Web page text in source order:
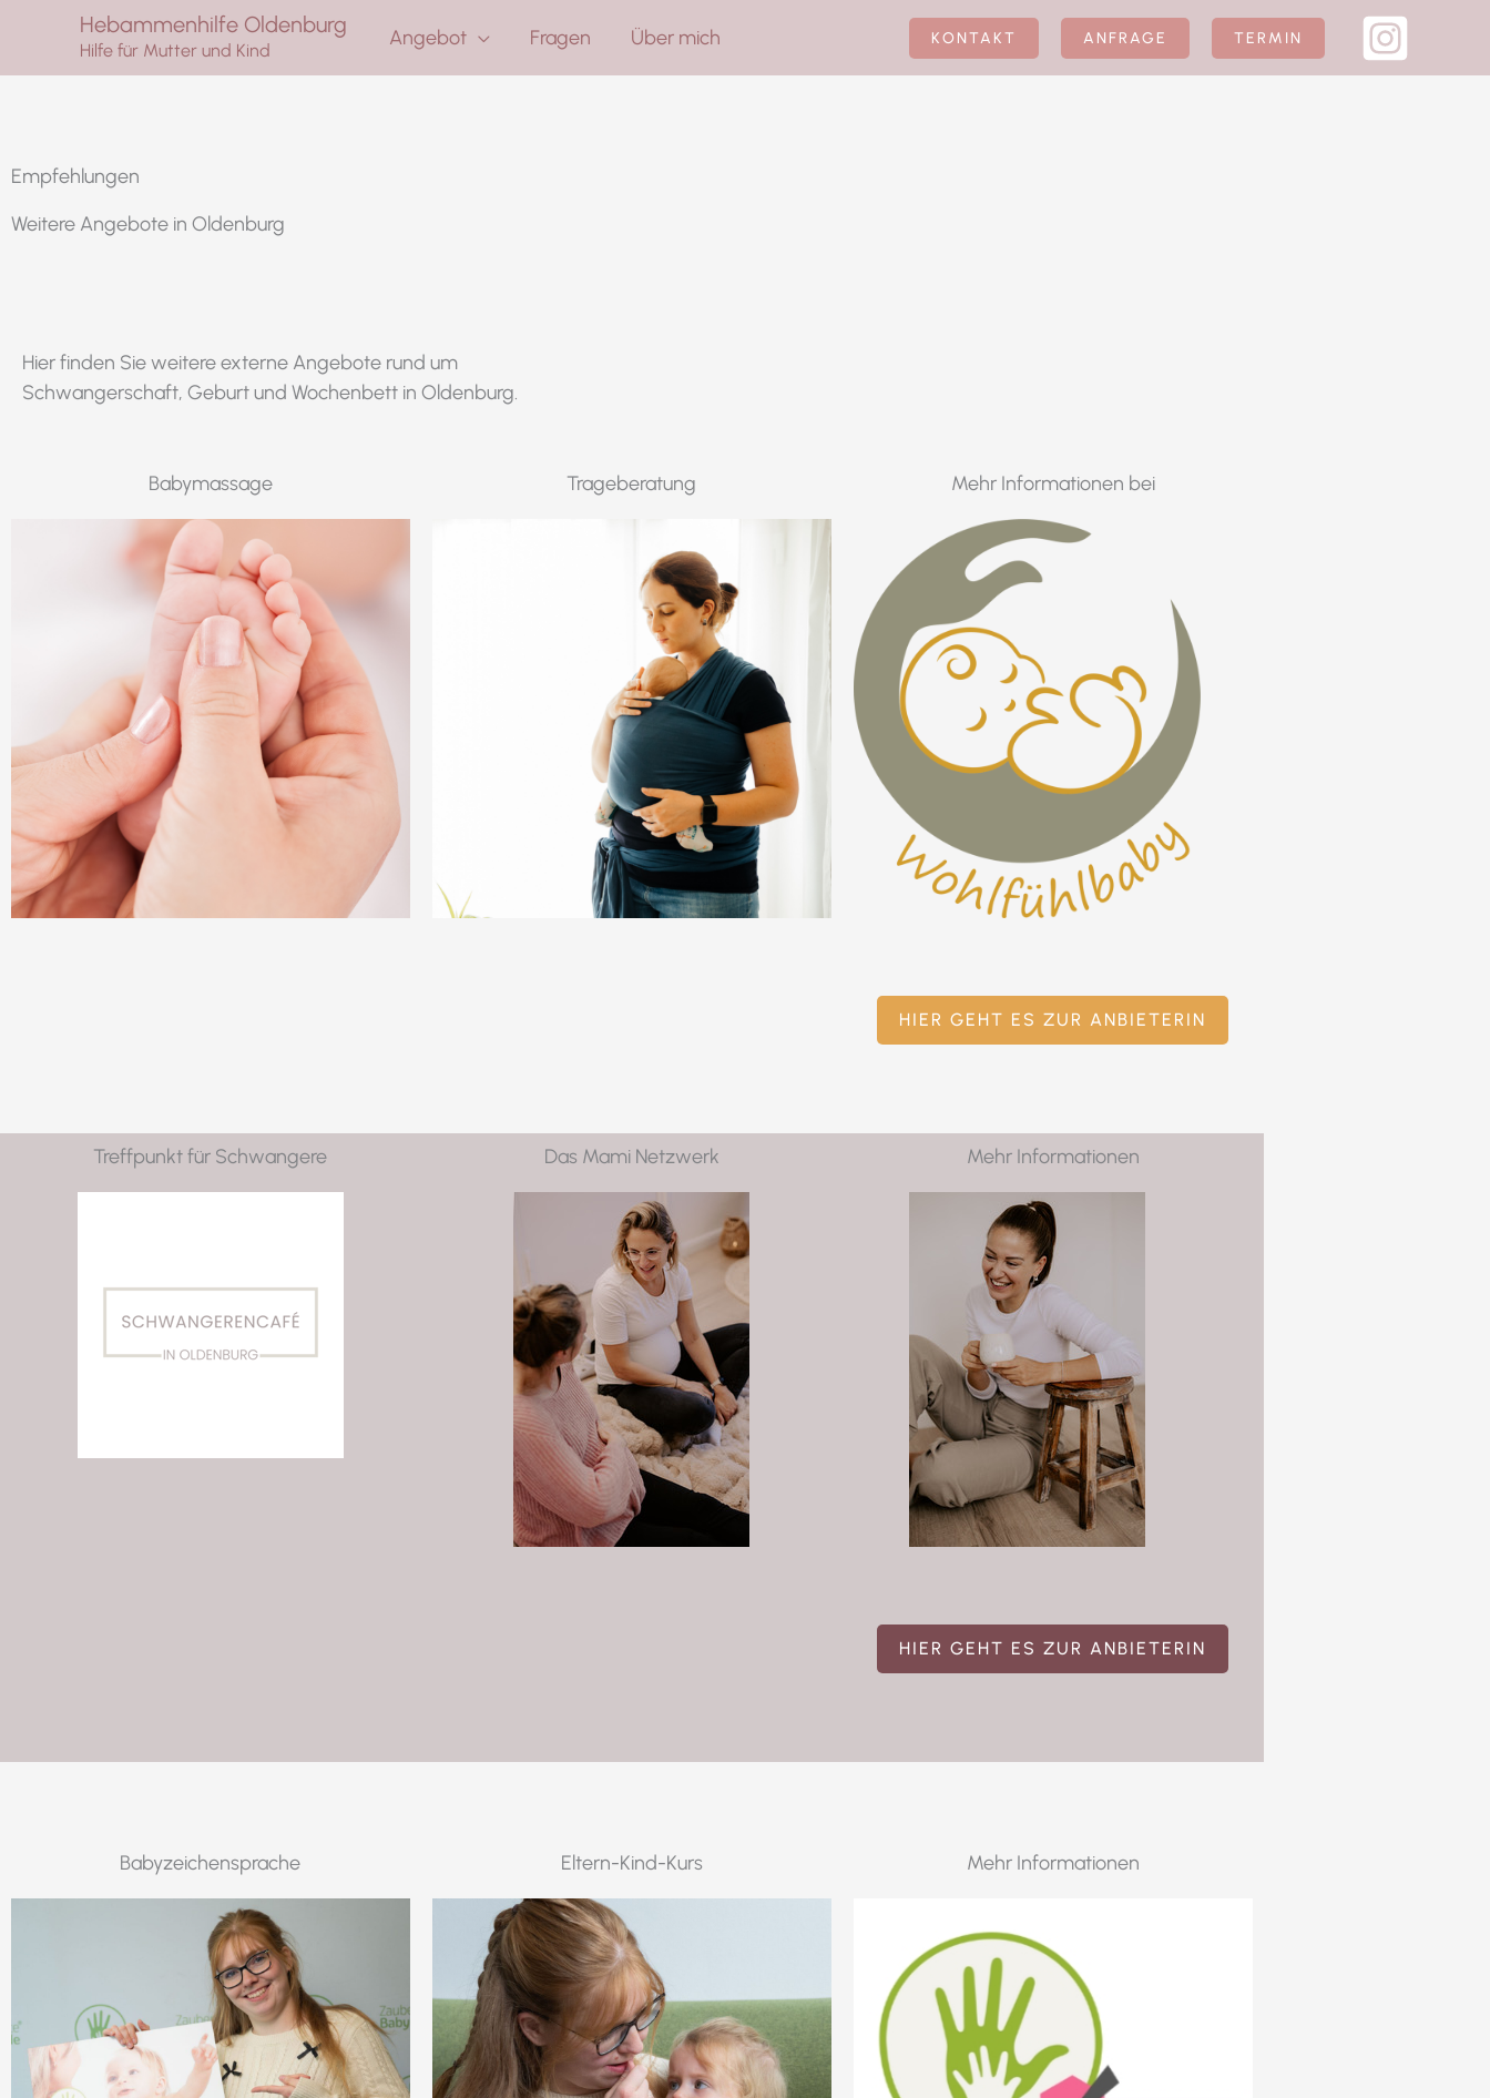
springen
Hebammenhilfe Oldenburg
Hilfe für Mutter und Kind
Angebot Fragen Über mich KONTAKT ANFRAGE TERMIN
Empfehlungen
Weitere Angebote in Oldenburg
Hier finden Sie weitereexterne Angebote rund um
Schwangerschaft, Geburt und Wochenbett in Oldenburg.
Babymassage Trageberatung Mehr Informationen bei
HIER GEHT ES ZUR ANBIETERIN
Treffpunkt für Schwangere Das Mami Netzwerk Mehr Informationen
HIER GEHT ES ZUR ANBIETERIN
Babyzeichensprache Eltern-Kind-Kurs Mehr Informationen